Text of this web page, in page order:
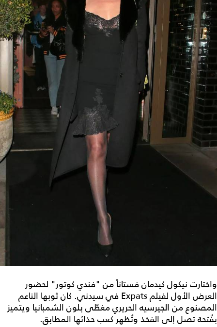
واختارت نيكول كيدمان فستاناً من "فندي كوتور" لحضور
العرض الأول لفيلم Expats في سيدني. كان ثوبها الناعم
المصنوع من الجيرسيه الحريري مغطّى بلون الشمبانيا ويتميز
بفُتحة تصل إلى الفخذ وتُظهر كعب حذائها المطابق.